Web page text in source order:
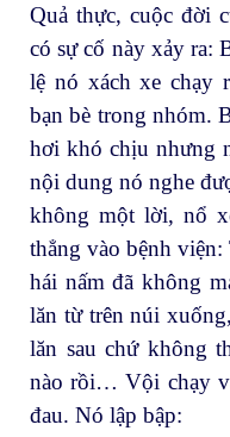
Quả thực, cuộc đời
có sự cố này xảy ra:
lệ nó xách xe chạy
bạn bè trong nhóm.
hơi khó chịu nhưng
nội dung nó nghe
không một lời, nổ
thẳng vào bệnh
hái nấm đã không
lăn từ trên núi
lăn sau chứ không
nào rồi… Vội chạy
đau. Nó lập bập: